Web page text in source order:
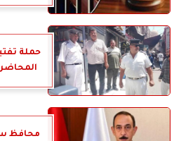
حملة
محافظ